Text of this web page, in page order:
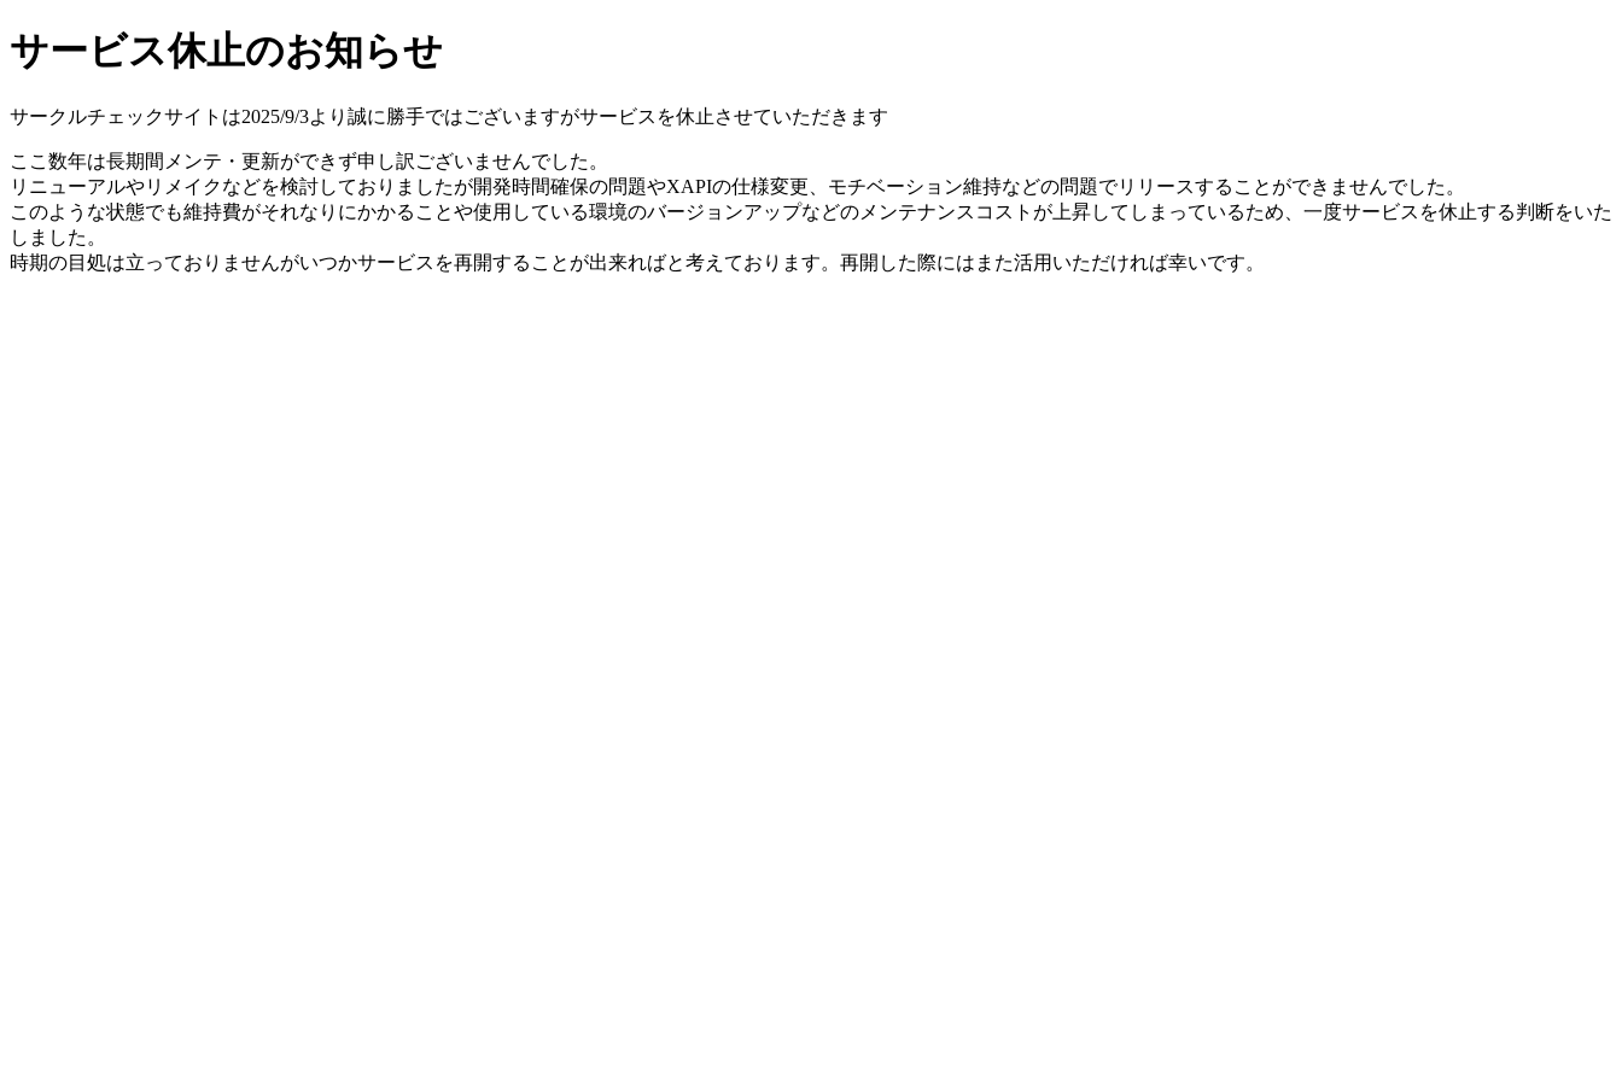
サービス休止のお知らせ
サークルチェックサイトは2025/9/3より誠に勝手ではございますがサービスを休止させていただきます
ここ数年は長期間メンテ・更新ができず申し訳ございませんでした。
リニューアルやリメイクなどを検討しておりましたが開発時間確保の問題やXAPIの仕様変更、モチベーション維持などの問題でリリースすることができませんでした。
このような状態でも維持費がそれなりにかかることや使用している環境のバージョンアップなどのメンテナンスコストが上昇してしまっているため、一度サービスを休止する判断をいた
しました。
時期の目処は立っておりませんがいつかサービスを再開することが出来ればと考えております。再開した際にはまた活用いただければ幸いです。